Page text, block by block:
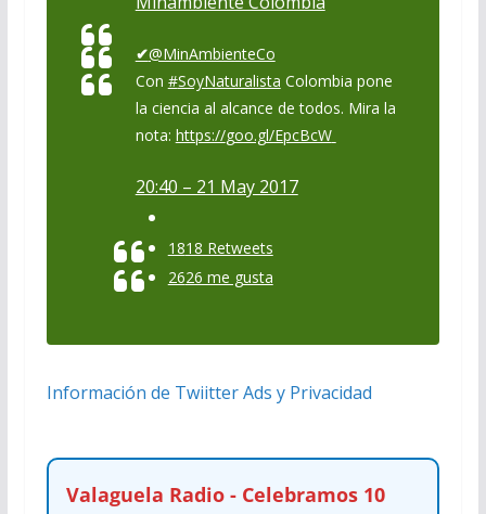
✔@MinAmbienteCo
Con #SoyNaturalista Colombia pone
la ciencia al alcance de todos. Mira la
nota: https://goo.gl/EpcBcW
20:40 – 21 May 2017
1818 Retweets
2626 me gusta
Información de Twiitter Ads y Privacidad
Valaguela Radio - Celebramos 10